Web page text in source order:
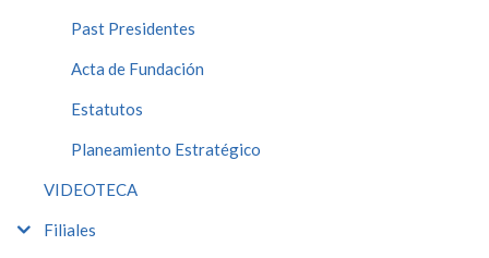
Past Presidentes
Acta de Fundación
Estatutos
Planeamiento Estratégico
VIDEOTECA
Filiales